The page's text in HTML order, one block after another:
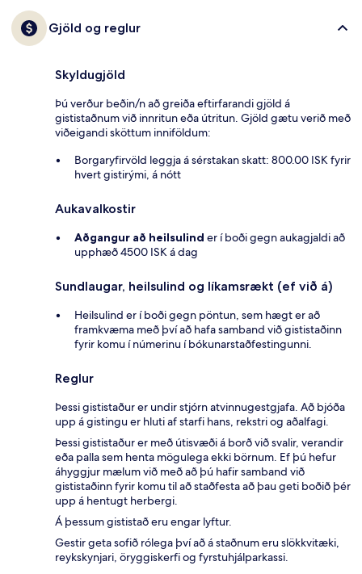
Gjöld og reglur
Skyldugjöld
Þú verður beðin/n að greiða eftirfarandi gjöld á
gististaðnum við innritun eða útritun. Gjöld gætu verið með
viðeigandi sköttum inniföldum:
Borgaryfirvöld leggja á sérstakan skatt: 800.00 ISK fyrir
hvert gistirými, á nótt
Aukavalkostir
Aðgangur að heilsulind er í boði gegn aukagjaldi að
upphæð 4500 ISK á dag
Sundlaugar, heilsulind og líkamsrækt (ef við á)
Heilsulind er í boði gegn pöntun, sem hægt er að
framkvæma með því að hafa samband við gististaðinn
fyrir komu í númerinu í bókunarstaðfestingunni.
Reglur
Þessi gististaður er undir stjórn atvinnugestgjafa. Að bjóða
upp á gistingu er hluti af starfi hans, rekstri og aðalfagi.
Þessi gististaður er með útisvæði á borð við svalir, verandir
eða palla sem henta mögulega ekki börnum. Ef þú hefur
áhyggjur mælum við með að þú hafir samband við
gististaðinn fyrir komu til að staðfesta að þau geti boðið þér
upp á hentugt herbergi.
Á þessum gististað eru engar lyftur.
Gestir geta sofið rólega því að á staðnum eru slökkvitæki,
reykskynjari, öryggiskerfi og fyrstuhjálparkassi.